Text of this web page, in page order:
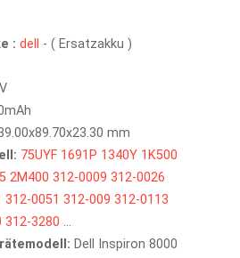
: dell - ( Ersatzakku )
mm
75UYF 1691P 1340Y 1K500
2M400 312-0009 312-0026
312-0051 312-009 312-0113
312-3280 ...
Dell Inspiron 8000